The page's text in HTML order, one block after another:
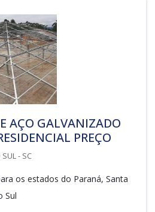
AÇO GALVANIZADO
PREÇO
- SC
os estados do Paraná, Santa
Sul